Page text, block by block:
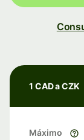
1 CAD a CZK
Máximo